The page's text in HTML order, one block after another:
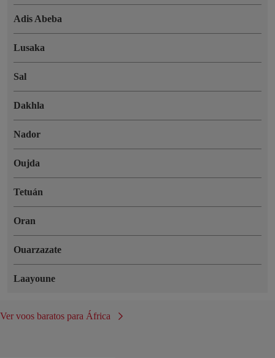
Adis Abeba
Lusaka
Sal
Dakhla
Nador
Oujda
Tetuán
Oran
Ouarzazate
Laayoune
Ver voos baratos para África